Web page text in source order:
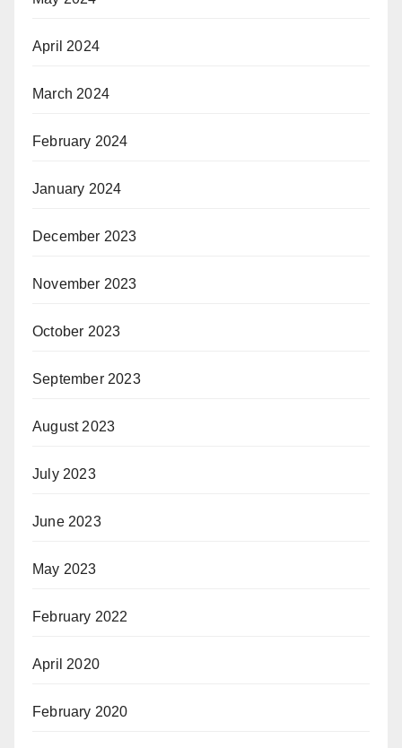
April 2024
March 2024
February 2024
January 2024
December 2023
November 2023
October 2023
September 2023
August 2023
July 2023
June 2023
May 2023
February 2022
April 2020
February 2020